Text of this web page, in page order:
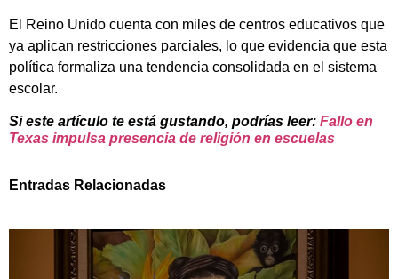
El Reino Unido cuenta con miles de centros educativos que
ya aplican restricciones parciales, lo que evidencia que esta
política formaliza una tendencia consolidada en el sistema
escolar.
Si este artículo te está gustando, podrías leer: Fallo en
Texas impulsa presencia de religión en escuelas
Entradas Relacionadas